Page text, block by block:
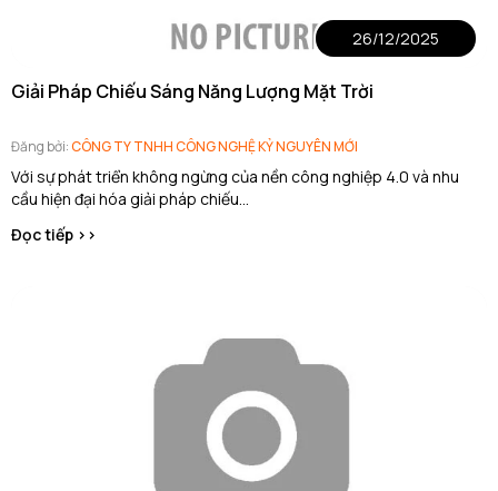
26/12/2025
Giải Pháp Chiếu Sáng Năng Lượng Mặt Trời
Đăng bởi:CÔNG TY TNHH CÔNG NGHỆ KỶ NGUYÊN MỚI
Với sự phát triển không ngừng của nền công nghiệp 4.0 và nhu
cầu hiện đại hóa giải pháp chiếu...
Đọc tiếp >>